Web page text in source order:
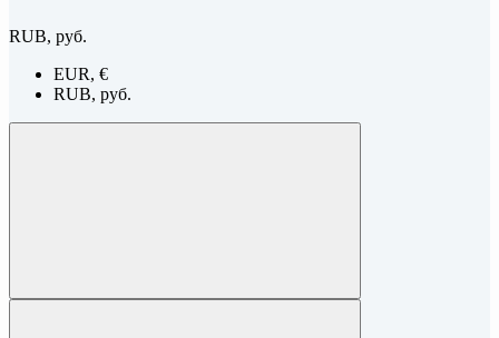
RUB, руб.
EUR, €
RUB, руб.